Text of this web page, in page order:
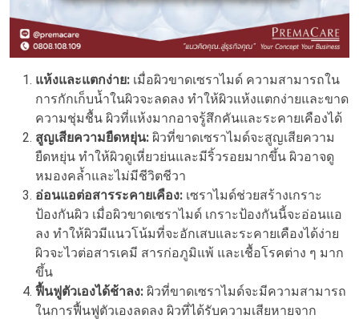
แห้งและแตกง่าย: เมื่อผิวขาดเซราไมด์ ความสามารถใน
การกักเก็บน้ำในผิวจะลดลง ทำให้ผิวแห้งแตกง่ายและขาด
ความชุ่มชื้น ผิวที่แห้งมากอาจรู้สึกคันและระคายเคืองได้
สูญเสียความยืดหยุ่น: ผิวที่ขาดเซราไมด์จะสูญเสียความ
ยืดหยุ่น ทำให้ผิวดูเหี่ยวย่นและมีริ้วรอยมากขึ้น ผิวอาจดู
หมองคล้ำและไม่มีชีวิตชีวา
อ่อนแอต่อสารระคายเคือง: เซราไมด์ช่วยสร้างเกราะ
ป้องกันผิว เมื่อผิวขาดเซราไมด์ เกราะป้องกันนี้จะอ่อนแอ
ลง ทำให้ผิวมีแนวโน้มที่จะอักเสบและระคายเคืองได้ง่าย
ผิวจะไวต่อสารเคมี สารก่อภูมิแพ้ และเชื้อโรคต่าง ๆ มาก
ขึ้น
ฟื้นฟูตัวเองได้ช้าลง: ผิวที่ขาดเซราไมด์จะมีความสามารถ
ในการฟื้นฟูตัวเองลดลง ผิวที่ได้รับความเสียหายจาก